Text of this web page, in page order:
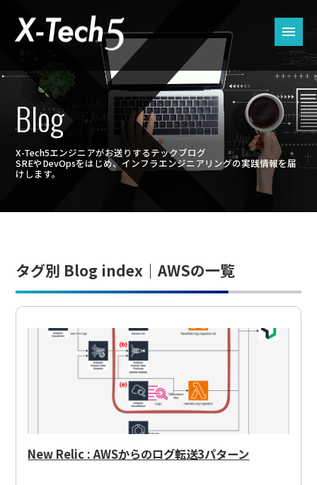
Blog
X-Tech5エンジニアがお送りするテックブログ
SREやDevOpsをはじめ、インフラエンジニアリングの実践情報を届
けします。
タグ別 Blog index｜AWSの一覧
New Relic : AWSからのログ転送3パターン